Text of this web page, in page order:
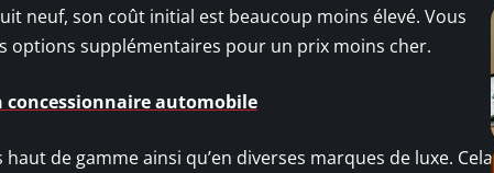
neuf, son coût initial est beaucoup moins élevé. Vous
options supplémentaires pour un prix moins cher.
concessionnaire automobile
de gamme ainsi qu’en diverses marques de luxe. Cela